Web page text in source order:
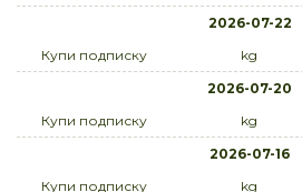
2026-07-22
Купи подписку
kg
2026-07-20
Купи подписку
kg
2026-07-16
Купи подписку
kg